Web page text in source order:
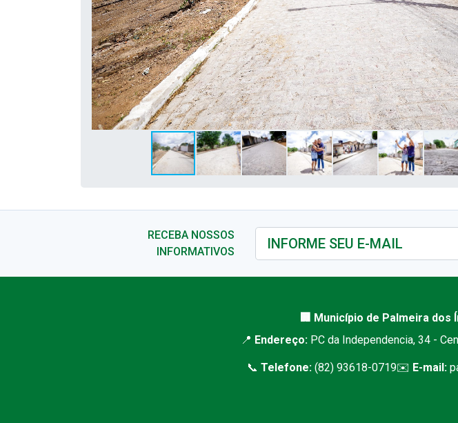
RECEBA NOSSOS
INFORMATIVOS
🏢 Município de Palmeira dos
📍 Endereço: PC da Independencia, 34 -
📞 Telefone:(82) 93618-0719✉️ E-mail: